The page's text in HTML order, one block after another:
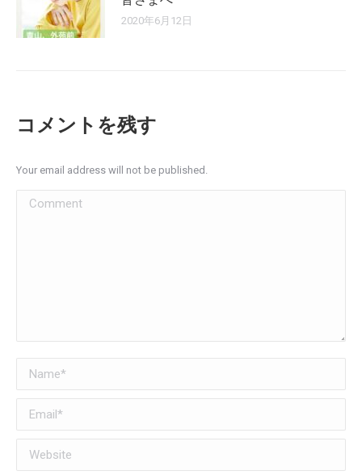
2020年6月12日
コメントを残す
Your email address will not be published.
Comment
Name *
Email *
Website